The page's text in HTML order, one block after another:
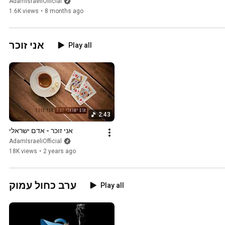
1.6K views • 8 months ago
אני זוכר Play all
2:43
אני זוכר - אדם ישראלי
AdamIsraeliOfficial
18K views • 2 years ago
ערב כחול עמוק Play all